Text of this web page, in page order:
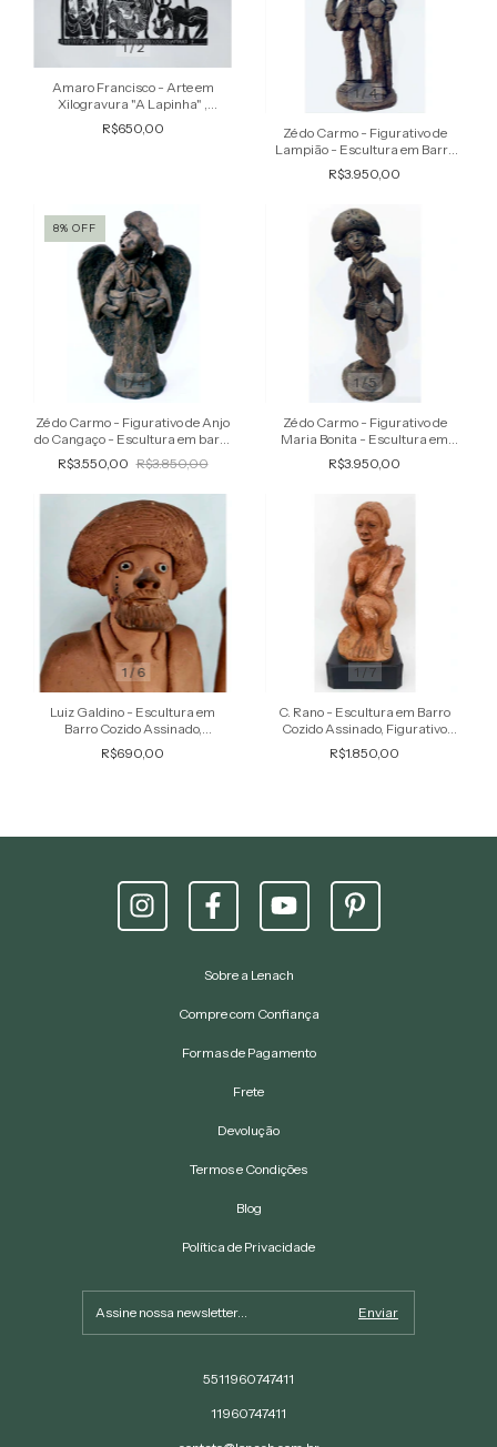
1/2
Amaro Francisco - Arte em
Xilogravura "A Lapinha" ,
Original Assinada na Chapa
R$650,00
1/ 4
Zé do Carmo - Figurativo de
Lampião - Escultura em Barro
Cozido Assinada, 42 cm
R$3.950,00
1/4
8% OFF
Zé do Carmo - Figurativo de Anjo
do Cangaço - Escultura em barro
Cozido, Assinado, 33 cm
R$3.550,00 R$3.850,00
1/5
Zé do Carmo - Figurativo de
Maria Bonita - Escultura em
Barro Cozido, Assinada, 37 cm
R$3.950,00
1 /6
Luiz Galdino - Escultura em
Barro Cozido Assinado,
Figurativo de Caboclo
R$690,00
1/7
C. Rano - Escultura em Barro
Cozido Assinado, Figurativo
Feminino, Mulher
R$1.850,00
Sobre a Lenach
Compre com Confiança
Formas de Pagamento
Frete
Devolução
Termos e Condições
Blog
Política de Privacidade
5511960747411
11960747411